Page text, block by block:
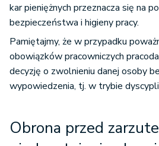
kar pieniężnych przeznacza się na
bezpieczeństwa i higieny pracy.
Pamiętajmy, że w przypadku
obowiązków pracowniczych
decyzję o zwolnieniu danej osoby
wypowiedzenia, tj. w trybie
Obrona przed